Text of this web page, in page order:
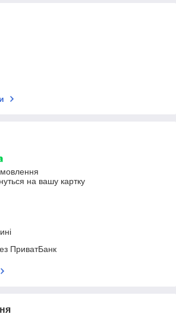
на вашу картку
ПриватБанк